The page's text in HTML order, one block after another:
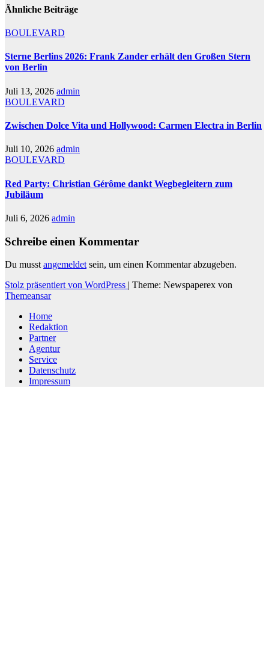
Ähnliche Beiträge
BOULEVARD
Sterne Berlins 2026: Frank Zander erhält den Großen Stern
von Berlin
Juli 13, 2026 admin
BOULEVARD
Zwischen Dolce Vita und Hollywood: Carmen Electra in Berlin
Juli 10, 2026 admin
BOULEVARD
Red Party: Christian Gérôme dankt Wegbegleitern zum
Jubiläum
Juli 6, 2026 admin
Schreibe einen Kommentar
Du musst angemeldet sein, um einen Kommentar abzugeben.
Stolz präsentiert von WordPress | Theme: Newspaperex von
Themeansar
Home
Redaktion
Partner
Agentur
Service
Datenschutz
Impressum